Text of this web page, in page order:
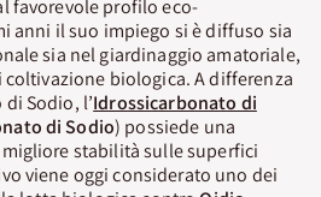
favorevole profilo eco-
anni il suo impiego si è diffuso sia
sia nel giardinaggio amatoriale,
biologica. A differenza
Sodio, l’Idrossicarbonato di
di Sodio) possiede una
stabilità sulle superfici
viene oggi considerato uno dei